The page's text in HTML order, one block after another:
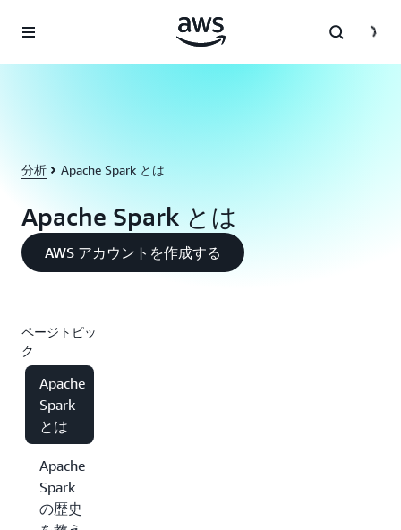
分析 Apache Spark とは
Apache Spark とは
AWS アカウントを作成する
ページトピッ
ク
Apache
Spark
とは
Apache
Spark
の歴史